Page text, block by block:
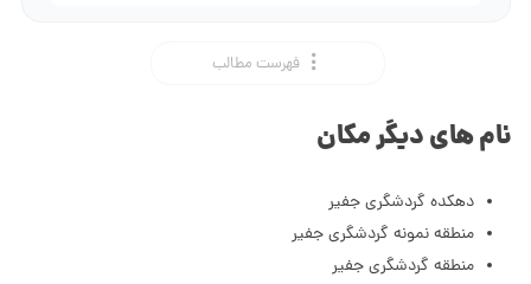
فهرست مطالب
نام های دیگر مکان
دهکده گردشگری جفیر
منطقه نمونه گردشگری جفیر
منطقه گردشگری جفیر